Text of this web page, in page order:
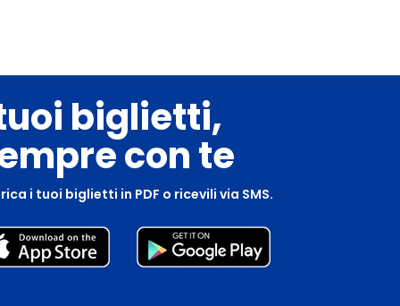
biglietti,
con te
i tuoi biglietti in PDF o ricevili via SMS.